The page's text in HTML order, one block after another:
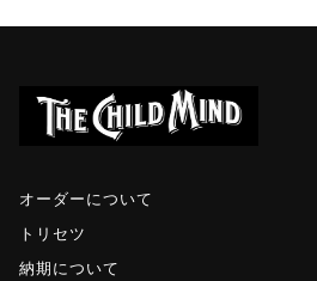
オーダーについて
トリセツ
納期について